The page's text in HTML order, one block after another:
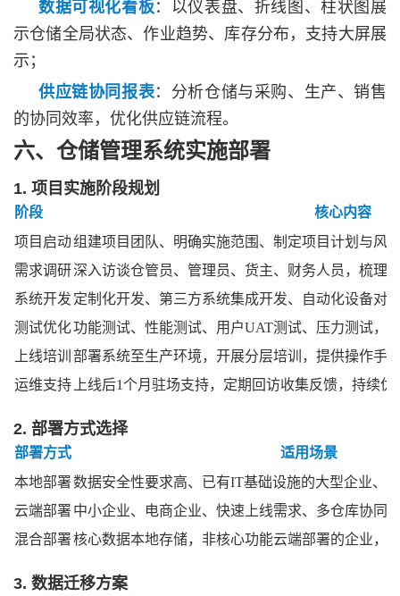
数据可视化看板 ：以仪表盘、折线图、柱状图展
示仓储全局状态、作业趋势、库存分布，支持大屏展
示；
供应链协同报表：分析仓储与采购、生产、销售
的协同效率，优化供应链流程。
六、仓储管理系统实施部署
1. 项目实施阶段规划
阶段
核心内容
项目启动组建项目团队、明确实施范围、制定项目计划与风
需求调研深入访谈仓管员、管理员、货主、财务人员，梳理
系统开发 定制化开发、第三方系统集成开发、自动化设备对
测试优化功能测试、性能测试、用户UAT测试、压力测试，
上线培训 部署系统至生产环境，开展分层培训，提供操作手
运维支持 上线后1个月驻场支持，定期回访收集反馈，持续
2. 部署方式选择
部署方式
适用场景
本地部署数据安全性要求高、已有IT基础设施的大型企业、
云端部署中小企业、电商企业、快速上线需求、多仓库协同
混合部署核心数据本地存储，非核心功能云端部署的企业，
3. 数据迁移方案